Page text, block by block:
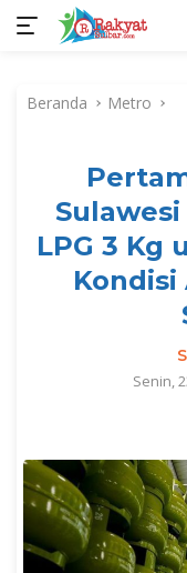
kontenBeranda Metro
LPG 3 Kg
Kondisi
Senin,